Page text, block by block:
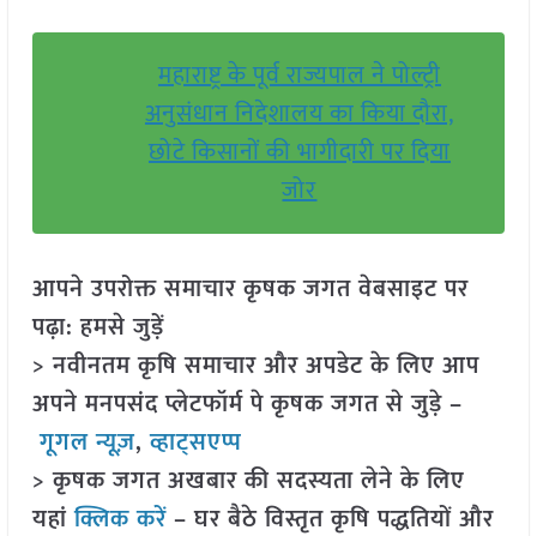
महाराष्ट्र के पूर्व राज्यपाल ने पोल्ट्री
अनुसंधान निदेशालय का किया दौरा,
छोटे किसानों की भागीदारी पर दिया
जोर
आपने उपरोक्त समाचार कृषक जगत वेबसाइट पर
पढ़ा: हमसे जुड़ें
> नवीनतम कृषि समाचार और अपडेट के लिए आप
अपने मनपसंद प्लेटफॉर्म पे कृषक जगत से जुड़े –
गूगल न्यूज़,व्हाट्सएप्प
> कृषक जगत अखबार की सदस्यता लेने के लिए
यहांक्लिक करें– घर बैठे विस्तृत कृषि पद्धतियों और